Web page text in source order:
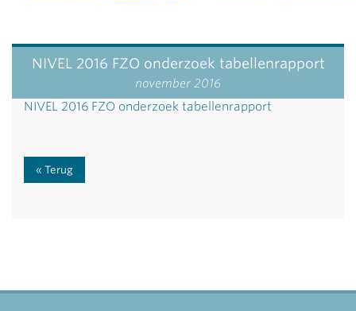
NIVEL 2016 FZO onderzoek tabellenrapport
november 2016
NIVEL 2016 FZO onderzoek tabellenrapport
Terug